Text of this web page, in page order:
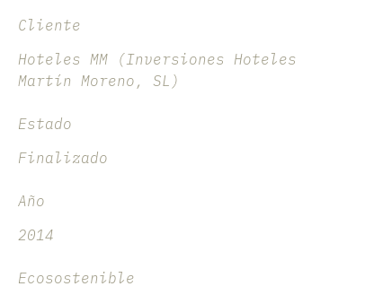
Cliente
Hoteles MM (Inversiones Hoteles
Martín Moreno, SL)
Estado
Finalizado
Año
2014
Ecosostenible